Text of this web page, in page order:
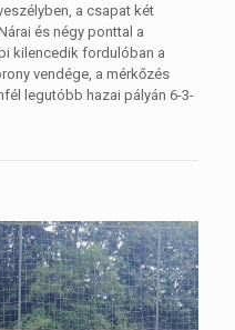
a csapat két
és négy ponttal a
kilencedik fordulóban a
vendége, a mérkőzés
legutóbb hazai pályán 6-3-